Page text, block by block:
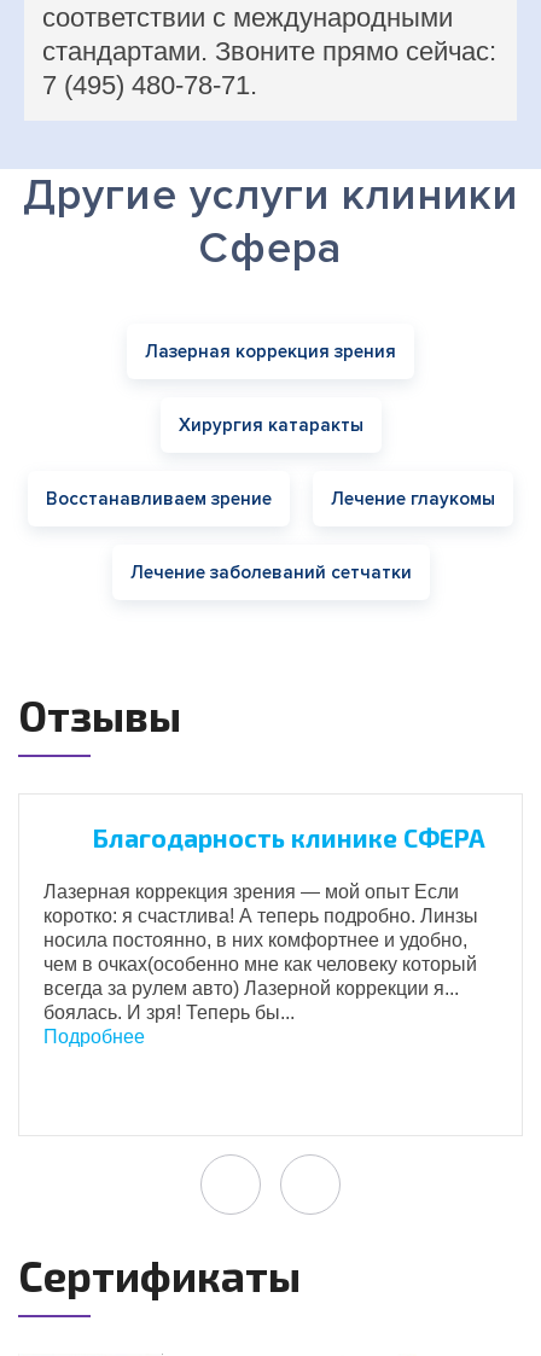
соответствии с международными
стандартами. Звоните прямо сейчас:
7 (495) 480-78-71.
Другие услуги клиники
Сфера
Лазерная коррекция зрения
Хирургия катаракты
Восстанавливаем зрение Лечение глаукомы
Лечение заболеваний сетчатки
Отзывы
Благодарность клинике СФЕРА
Лазерная коррекция зрения — мой опыт Если
коротко: я счастлива! А теперь подробно. Линзы
носила постоянно, в них комфортнее и удобно,
чем в очках(особенно мне как человеку который
всегда за рулем авто) Лазерной коррекции я...
боялась. И зря! Теперь бы...
Подробнее
Сертификаты